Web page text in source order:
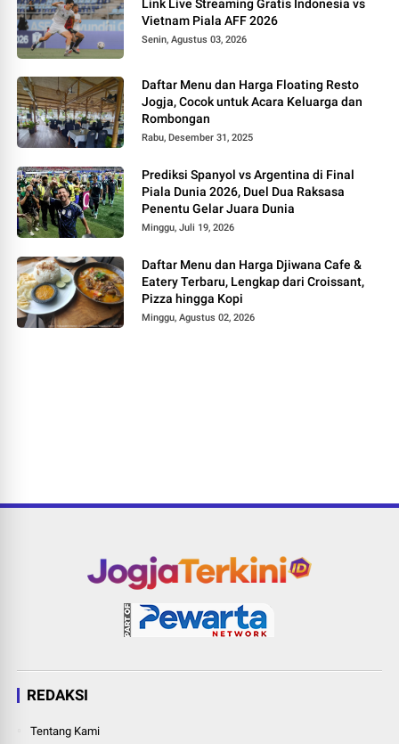
Link Live Streaming Gratis Indonesia vs
Vietnam Piala AFF 2026
Senin, Agustus 03, 2026
Daftar Menu dan Harga Floating Resto
Jogja, Cocok untuk Acara Keluarga dan
Rombongan
Rabu, Desember 31, 2025
Prediksi Spanyol vs Argentina di Final
Piala Dunia 2026, Duel Dua Raksasa
Penentu Gelar Juara Dunia
Minggu, Juli 19, 2026
Daftar Menu dan Harga Djiwana Cafe &
Eatery Terbaru, Lengkap dari Croissant,
Pizza hingga Kopi
Minggu, Agustus 02, 2026
REDAKSI
Tentang Kami